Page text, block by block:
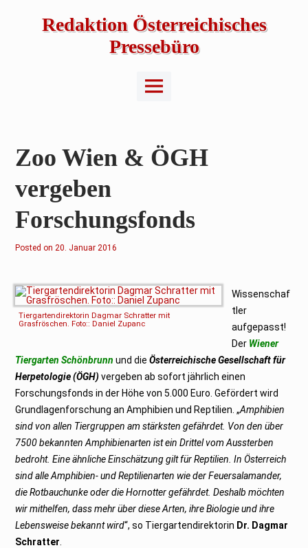
Redaktion Österreichisches
Pressebüro
Main
Menu
Zoo Wien & ÖGH
vergeben
Forschungsfonds
Posted on20. Januar 2016
Tiergartendirektorin Dagmar Schratter mit
Grasfröschen. Foto:: Daniel Zupanc
Wissenschaf
tler
aufgepasst!
Der Wiener
Tiergarten Schönbrunn und dieÖsterreichische Gesellschaft für
Herpetologie (ÖGH) vergeben ab sofort jährlich einen
Forschungsfonds in der Höhe von 5.000 Euro. Gefördert wird
Grundlagenforschung an Amphibien und Reptilien. „Amphibien
sind von allen Tiergruppen am stärksten gefährdet. Von den über
7500 bekannten Amphibienarten ist ein Drittel vom Aussterben
bedroht. Eine ähnliche Einschätzung gilt für Reptilien. In Österreich
sind alle Amphibien- und Reptilienarten wie der Feuersalamander,
die Rotbauchunke oder die Hornotter gefährdet. Deshalb möchten
wir mithelfen, dass mehr über diese Arten, ihre Biologie und ihre
Lebensweise bekannt wird“, so Tiergartendirektorin Dr. Dagmar
Schratter